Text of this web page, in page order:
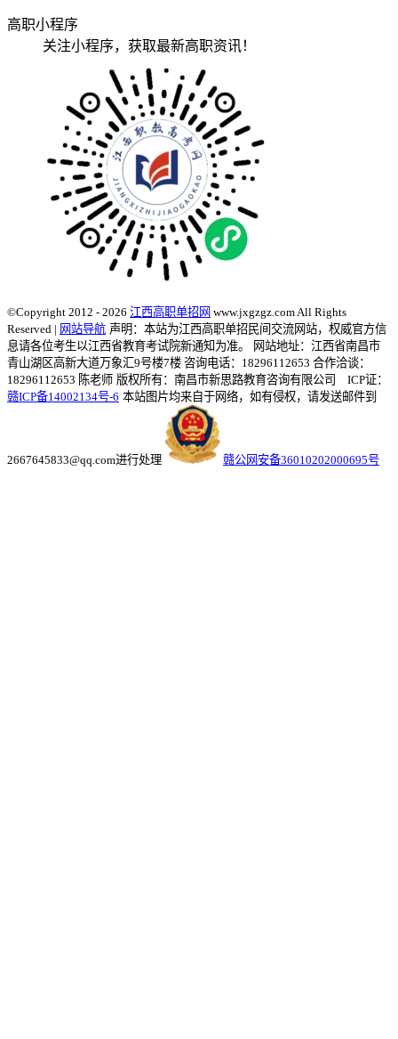
高职小程序
关注小程序，获取最新高职资讯！
©Copyright 2012 - 2026 江西高职单招网 www.jxgzgz.com All Rights
Reserved | 网站导航 声明：本站为江西高职单招民间交流网站，权威官方信
息请各位考生以江西省教育考试院新通知为准。
网站地址：江西省南昌市
青山湖区高新大道万象汇9号楼7楼 咨询电话：18296112653 合作洽谈：
18296112653 陈老师 版权所有：南昌市新思路教育咨询有限公司 ICP证：
赣ICP备14002134号-6 本站图片均来自于网络，如有侵权，请发送邮件到
2667645833@qq.com进行处理 赣公网安备36010202000695号